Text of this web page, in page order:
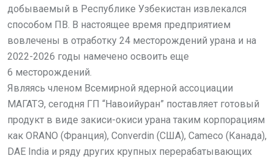
добываемый в Республике Узбекистан извлекался
способом ПВ. В настоящее время предприятием
вовлечены в отработку 24 месторождений урана и на
2022-2026 годы намечено освоить еще
6 месторождений.
Являясь членом Всемирной ядерной ассоциации
МАГАТЭ, сегодня ГП “Навоийуран” поставляет готовый
продукт в виде закиси-окиси урана таким корпорациям
как ORANO (Франция), Converdin (США), Cameco (Канада),
DAE India и ряду других крупных перерабатывающих